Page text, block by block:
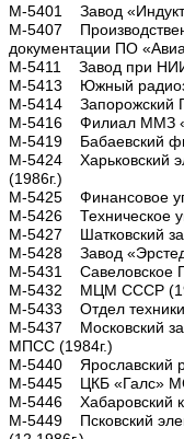
М-5401 Завод
М-5407
документации ПО
М-5411 Завод при НИИ
М-5413 Южный
М-5414 Запорожский
М-5416 Филиал ММЗ
М-5419 Бабаевский
М-5424 Харьковский
(1986г.)
М-5425 Финансовое
М-5426 Техническое
М-5427 Шатковский
М-5428 Завод
М-5431 Савеловское
М-5432 МЦМ СССР
М-5433 Отдел
М-5437 Московский
МПСС (1984г.)
М-5440 Ярославский
М-5445 ЦКБ «Галс»
М-5446 Хабаровский
М-5449 Псковский